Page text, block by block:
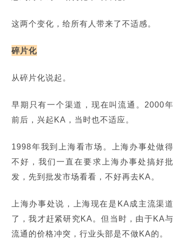
这两个变化，给所有人带来了不适感。
碎片化
从碎片化说起。
早期只有一个渠道，现在叫流通。2000年
前后，兴起KA，当时也不适应。
1998年我到上海看市场。上海办事处做得
不好，我们一直在要求上海办事处搞好批
发，先到批发市场看看，不好再去KA。
上海办事处说，上海现在是KA成主流渠道
了，我才赶紧研究KA。但当时，由于KA与
流通的价格冲突，行业头部是不做KA的。